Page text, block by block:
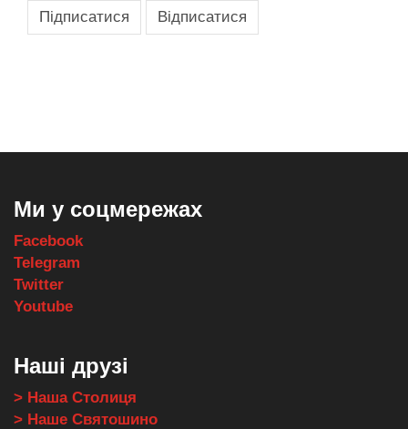
Ми у соцмережах
Facebook
Telegram
Twitter
Youtube
Наші друзі
> Наша Столиця
> Наше Святошино